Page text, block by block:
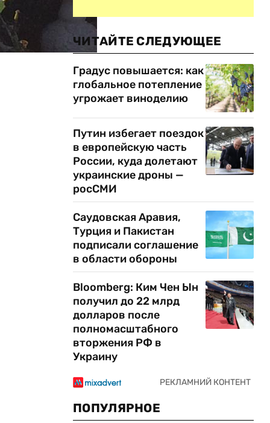
ЧИТАЙТЕ СЛЕДУЮЩЕЕ
Градус повышается: как
глобальное потепление
угрожает виноделию
Путин избегает поездок
в европейскую часть
России, куда долетают
украинские дроны —
росСМИ
Саудовская Аравия,
Турция и Пакистан
подписали соглашение
в области обороны
Bloomberg: Ким Чен Ын
получил до 22 млрд
долларов после
полномасштабного
вторжения РФ в
Украину
ПОПУЛЯРНОЕ